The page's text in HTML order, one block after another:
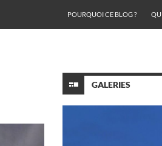
POURQUOI CE BLOG ?
GALERIES